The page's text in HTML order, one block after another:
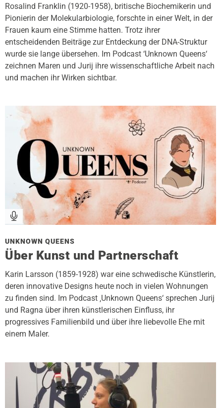
Rosalind Franklin (1920-1958), britische Biochemikerin und
Pionierin der Molekularbiologie, forschte in einer Welt, in der
Frauen kaum eine Stimme hatten. Trotz ihrer
entscheidenden Beiträge zur Entdeckung der DNA-Struktur
wurde sie lange übersehen. Im Podcast ‘Unknown Queens‘
zeichnen Maren und Jurij ihre wissenschaftliche Arbeit nach
und machen ihr Wirken sichtbar.
UNKNOWN QUEENS
Über Kunst und Partnerschaft
Karin Larsson (1859-1928) war eine schwedische Künstlerin,
deren innovative Designs heute noch in vielen Wohnungen
zu finden sind. Im Podcast ‚Unknown Queens‘ sprechen Jurij
und Ragna über ihren künstlerischen Einfluss, ihr
progressives Familienbild und über ihre liebevolle Ehe mit
einem Maler.